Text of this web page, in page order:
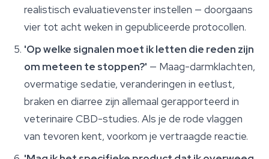
realistisch evaluatievenster instellen — doorgaans
vier tot acht weken in gepubliceerde protocollen.
'Op welke signalen moet ik letten die reden zijn
om meteen te stoppen?' — Maag-darmklachten,
overmatige sedatie, veranderingen in eetlust,
braken en diarree zijn allemaal gerapporteerd in
veterinaire CBD-studies. Als je de rode vlaggen
van tevoren kent, voorkom je vertraagde reactie.